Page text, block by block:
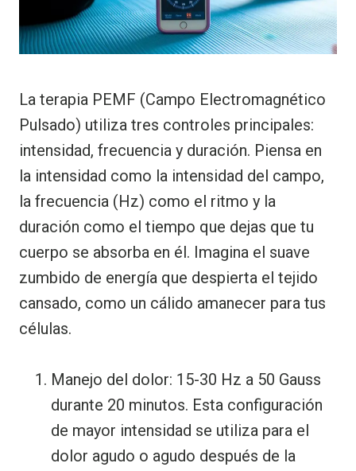
La terapia PEMF (Campo Electromagnético
Pulsado) utiliza tres controles principales:
intensidad, frecuencia y duración. Piensa en
la intensidad como la intensidad del campo,
la frecuencia (Hz) como el ritmo y la
duración como el tiempo que dejas que tu
cuerpo se absorba en él. Imagina el suave
zumbido de energía que despierta el tejido
cansado, como un cálido amanecer para tus
células.
Manejo del dolor: 15-30 Hz a 50 Gauss
durante 20 minutos. Esta configuración
de mayor intensidad se utiliza para el
dolor agudo o agudo después de la